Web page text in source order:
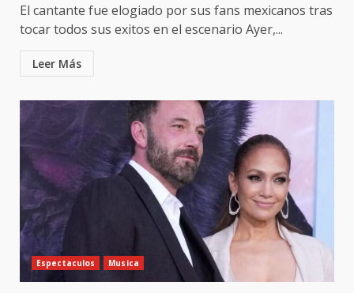
El cantante fue elogiado por sus fans mexicanos tras
tocar todos sus exitos en el escenario Ayer,...
Leer Más
Espectaculos Musica